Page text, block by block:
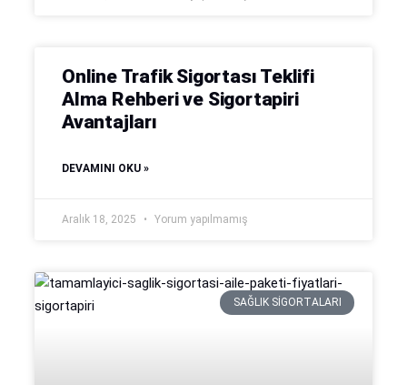
Online Trafik Sigortası Teklifi
Alma Rehberi ve Sigortapiri
Avantajları
DEVAMINI OKU »
Aralık 18, 2025 Yorum yapılmamış
SAĞLIK SIGORTALARI